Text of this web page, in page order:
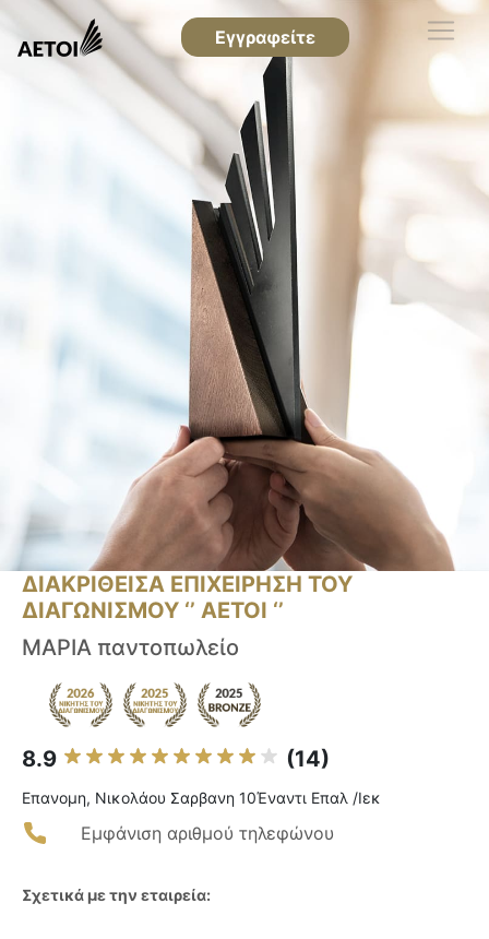
Εγγραφείτε
ΔΙΑΚΡΙΘΕΙΣΑ ΕΠΙΧΕΙΡΗΣΗ ΤΟΥ
ΔΙΑΓΩΝΙΣΜΟΥ ‘’ ΑΕΤΟΙ ‘’
ΜΑΡΙΑ παντοπωλείο
8.9 (14)
Επανομη, Νικολάου Σαρβανη 10Έναντι Επαλ /Ιεκ
Εμφάνιση αριθμού τηλεφώνου
Σχετικά με την εταιρεία: